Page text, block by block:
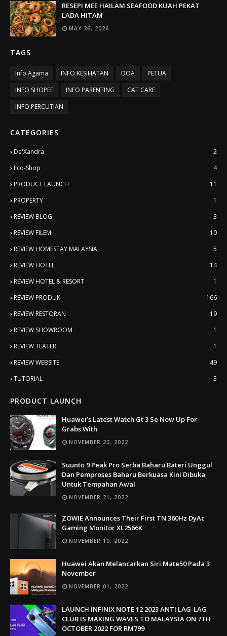
RESEPI MEE HAILAM SEAFOOD KUAH PEKAT
LADA HITAM
MAY 26, 2026
TAGS
Info Agama INFO KESIHATAN DOA
PETUA
INFO SHOPEE
INFO PARENTING
CAT CARE
INFO PERCUTIAN
CATEGORIES
De'Xandra
2
Eco-Shop
4
PRODUCT LAUNCH
11
PROPERTY
1
REVIEW BLOG
3
REVIEW FILEM
10
REVIEW HOMESTAY MALAYSIA
5
REVIEW HOTEL
14
REVIEW HOTEL & RESORT
1
REVIEW PRODUK
166
REVIEW RESTORAN
19
REVIEW SHOWROOM
1
REVIEW TEATER
1
REVIEW WEBSITE
49
TUTORIAL
3
PRODUCT LAUNCH
Huawei’s Latest Watch Gt 3 Se Now Up For
Grabs With
NOVEMBER 22, 2022
Suunto 9 Peak Pro Serba Baharu Bateri Unggul
Dan Pemproses Baharu Berkuasa Kini Dibuka
Untuk Tempahan Awal
NOVEMBER 21, 2022
ZOWIE Announces Their First TN 360Hz DyAc
Gaming Monitor XL2566K
NOVEMBER 10, 2022
Huawei Akan Melancarkan Siri Mate50 Pada 3
November
NOVEMBER 01, 2022
LAUNCH INFINIX NOTE 12 2023 ANTI LAG-LAG
CLUB IS MAKING WAVES TO MALAYSIA ON 7TH
OCTOBER 2022 FOR RM799